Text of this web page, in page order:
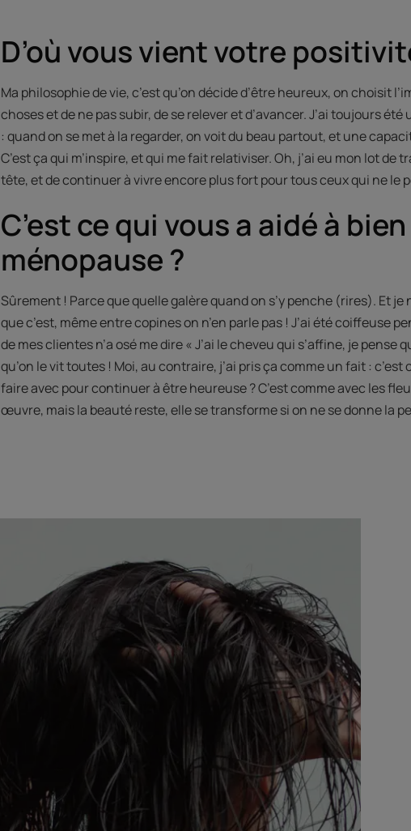
D’où vous vient votre
Ma philosophie de vie, c’est qu’on décide d’être heureux, on choisit
choses et de ne pas subir, de se relever et d’avancer. J’ai toujours
: quand on se met à la regarder, on voit du beau partout, et une
C’est ça qui m’inspire, et qui me fait relativiser. Oh, j’ai eu mon lot de
tête, et de continuer à vivre encore plus fort pour tous ceux qui ne le
C’est ce qui vous a aidé à
ménopause ?
Sûrement ! Parce que quelle galère quand on s’y penche (rires). Et je
que c’est, même entre copines on n’en parle pas ! J’ai été coiffeuse
de mes clientes n’a osé me dire « J’ai le cheveu qui s’affine, je pense
qu’on le vit toutes ! Moi, au contraire, j’ai pris ça comme un fait :
faire avec pour continuer à être heureuse ? C’est comme avec les
œuvre, mais la beauté reste, elle se transforme si on ne se donne la